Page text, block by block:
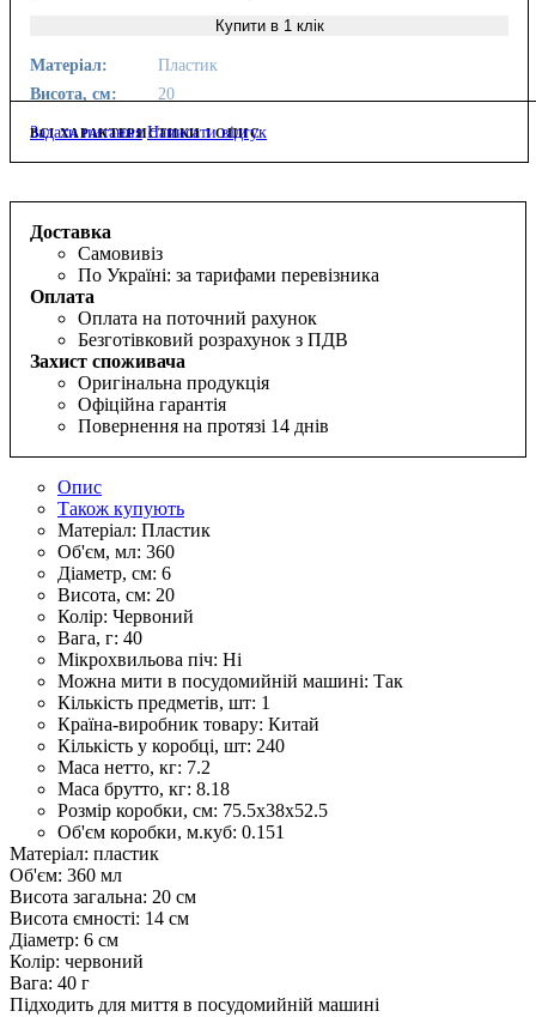
Купити в 1 клік
Матеріал:
Пластик
Висота, см:
20
ВСІ ХАРАКТЕРИСТИКИ І ОПИС
Задати питання Написати відгук
Опис
Також купують
Матеріал: Пластик
Об'єм, мл: 360
Діаметр, см: 6
Висота, см: 20
Колір: Червоний
Вага, г: 40
Мікрохвильова піч: Ні
Можна мити в посудомийній машині: Так
Кількість предметів, шт: 1
Країна-виробник товару: Китай
Кількість у коробці, шт: 240
Маса нетто, кг: 7.2
Маса брутто, кг: 8.18
Розмір коробки, см: 75.5х38х52.5
Об'єм коробки, м.куб: 0.151
Матеріал: пластик
Об'єм: 360 мл
Висота загальна: 20 см
Висота ємності: 14 см
Діаметр: 6 см
Колір: червоний
Вага: 40 г
Підходить для миття в посудомийній машині
Доставка
Самовивіз
По Україні: за тарифами перевізника
Оплата
Оплата на поточний рахунок
Безготівковий розрахунок з ПДВ
Захист споживача
Оригінальна продукція
Офіційна гарантія
Повернення на протязі 14 днів